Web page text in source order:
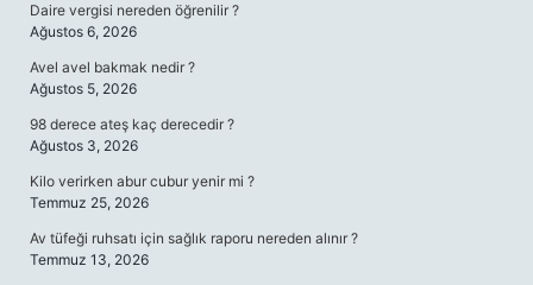
Daire vergisi nereden öğrenilir ?
Ağustos 6, 2026
Avel avel bakmak nedir ?
Ağustos 5, 2026
98 derece ateş kaç derecedir ?
Ağustos 3, 2026
Kilo verirken abur cubur yenir mi ?
Temmuz 25, 2026
Av tüfeği ruhsatı için sağlık raporu nereden alınır ?
Temmuz 13, 2026